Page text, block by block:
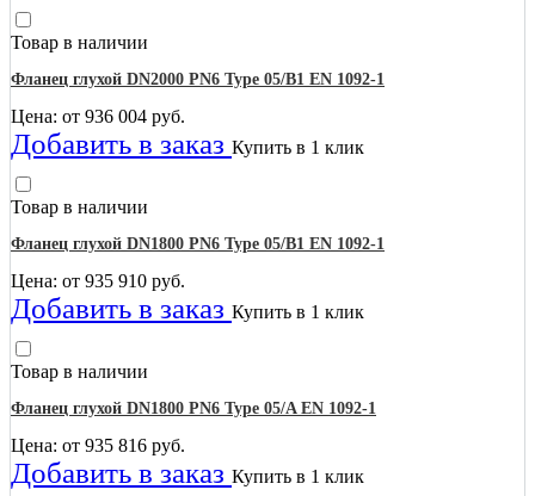
Товар в наличии
Фланец глухой DN2000 PN6 Type 05/B1 EN 1092-1
Цена: от 936 004 руб.
Добавить в заказ Купить в 1 клик
Товар в наличии
Фланец глухой DN1800 PN6 Type 05/B1 EN 1092-1
Цена: от 935 910 руб.
Добавить в заказ Купить в 1 клик
Товар в наличии
Фланец глухой DN1800 PN6 Type 05/A EN 1092-1
Цена: от 935 816 руб.
Добавить в заказ Купить в 1 клик